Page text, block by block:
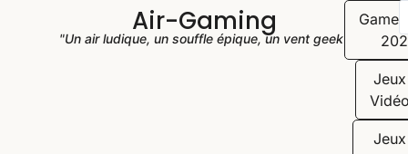
Air-Gaming
"Un air ludique, un souffle épique, un vent geek"
Jeux
Jeux